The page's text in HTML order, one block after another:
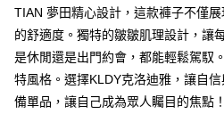
免運費
付款後7-11取貨
免運費
宅配
TIAN 夢田精心設計，這款褲子不僅
的舒適度。獨特的皺皺肌理設計，讓
是休閒還是出門約會，都能輕鬆駕馭
特風格。選擇KLDY克洛迪雅，讓自
備單品，讓自己成為眾人矚目的焦點！